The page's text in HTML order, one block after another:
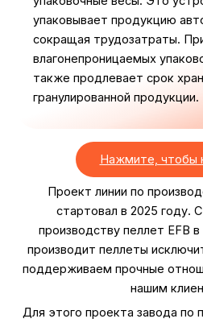
упаковывает продукцию
сокращая трудозатраты.
влагонепроницаемых
также продлевает срок
гранулированной продукции.
Нажмите, чтобы
Проект линии по
стартовал в 2025 году.
производству пеллет EFB
производит пеллеты
поддерживаем прочные
нашим
Для этого проекта завода по